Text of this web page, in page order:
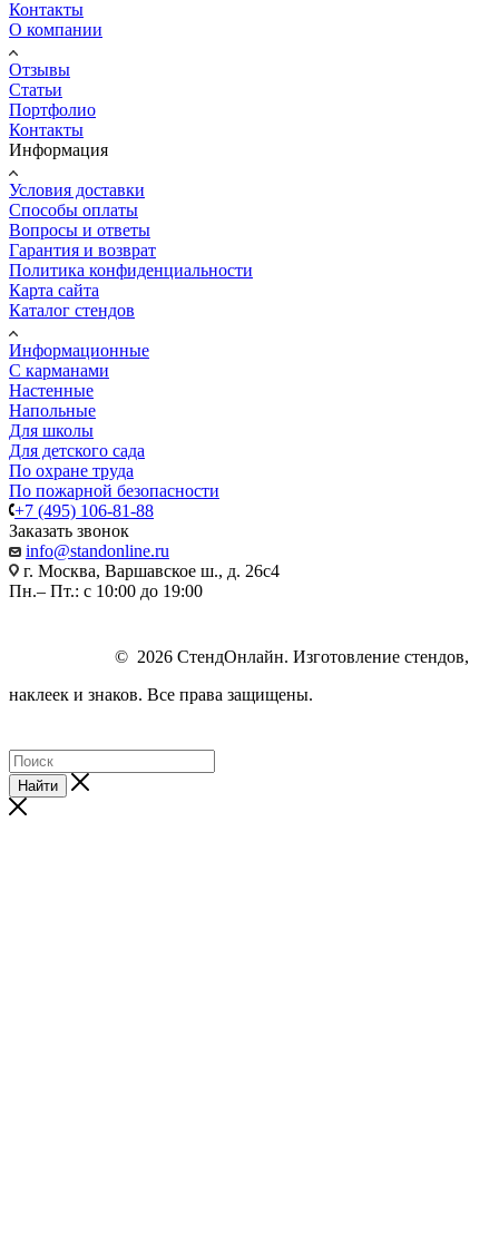
Контакты
О компании
Отзывы
Статьи
Портфолио
Контакты
Информация
Условия доставки
Способы оплаты
Вопросы и ответы
Гарантия и возврат
Политика конфиденциальности
Карта сайта
Каталог стендов
Информационные
С карманами
Настенные
Напольные
Для школы
Для детского сада
По охране труда
По пожарной безопасности
+7 (495) 106-81-88
Заказать звонок
info@standonline.ru
г. Москва, Варшавское ш., д. 26с4
Пн.– Пт.: с 10:00 до 19:00
© 2026 СтендОнлайн. Изготовление стендов,
наклеек и знаков. Все права защищены.
Найти